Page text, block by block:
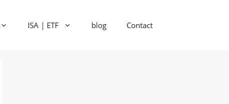
ISA | ETF blog Contact